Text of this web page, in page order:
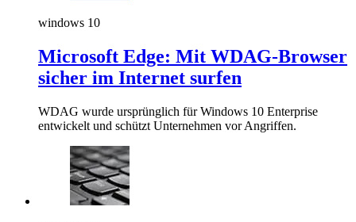
windows 10
Microsoft Edge: Mit WDAG-Browser
sicher im Internet surfen
WDAG wurde ursprünglich für Windows 10 Enterprise
entwickelt und schützt Unternehmen vor Angriffen.